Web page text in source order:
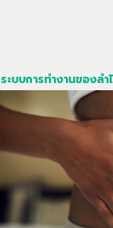
ระบบการทำงานของลำ